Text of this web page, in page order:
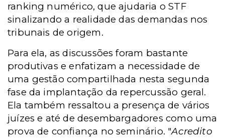
ranking numérico, que ajudaria o STF
sinalizando a realidade das demandas nos
tribunais de origem.
Para ela, as discussões foram bastante
produtivas e enfatizam a necessidade de
uma gestão compartilhada nesta segunda
fase da implantação da repercussão geral.
Ela também ressaltou a presença de vários
juízes e até de desembargadores como uma
prova de confiança no seminário. "Acredito